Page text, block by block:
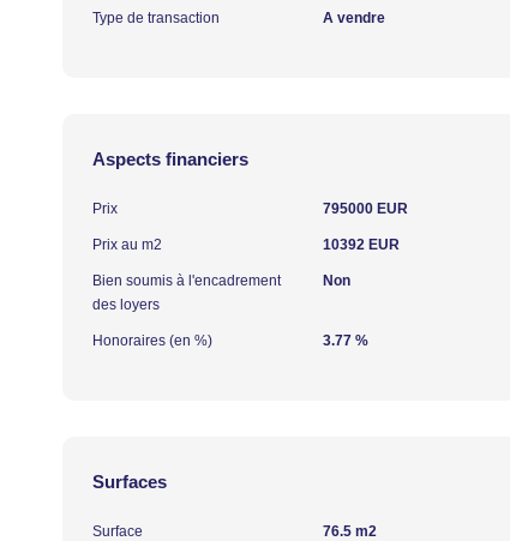
Type de transaction A vendre
Aspects financiers
Prix 795000 EUR
Prix au m2 10392 EUR
Bien soumis à l'encadrement
des loyers
Non
Honoraires (en %) 3.77 %
Surfaces
Surface 76.5 m2